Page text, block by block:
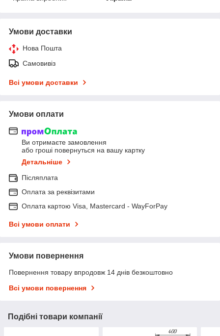
Умови доставки
Нова Пошта
Самовивіз
Всі умови доставки
Умови оплати
Ви отримаєте замовлення
або гроші повернуться на вашу картку
Детальніше
Післяплата
Оплата за реквізитами
Оплата картою Visa, Mastercard - WayForPay
Всі умови оплати
Умови повернення
Повернення товару впродовж 14 днів безкоштовно
Всі умови повернення
Подібні товари компанії